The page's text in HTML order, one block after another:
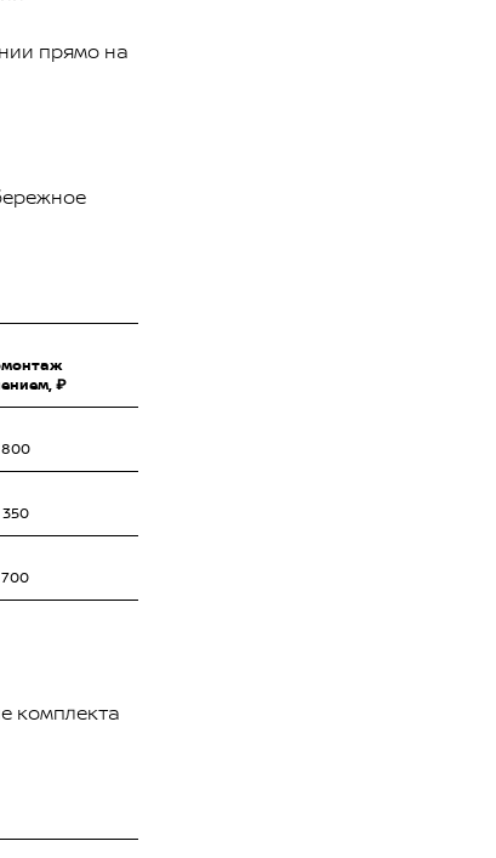
прямо на
₽
комплекта